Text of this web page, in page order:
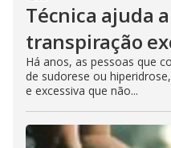
Técnica ajuda
transpiração
Há anos, as pessoas que
de sudorese ou
e excessiva que não...